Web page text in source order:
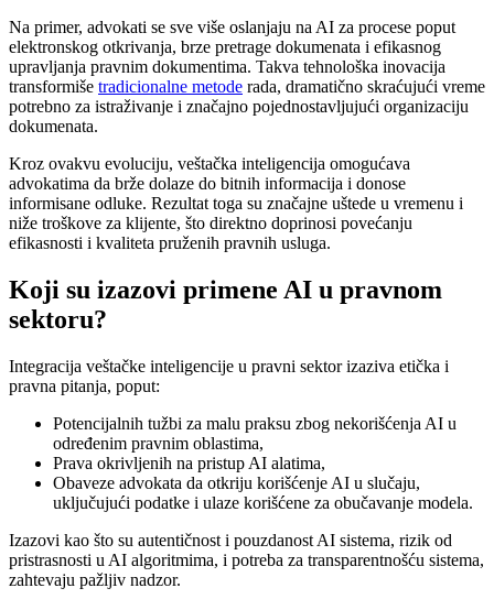
Na primer, advokati se sve više oslanjaju na AI za procese poput
elektronskog otkrivanja, brze pretrage dokumenata i efikasnog
upravljanja pravnim dokumentima. Takva tehnološka inovacija
transformiše tradicionalne metode rada, dramatično skraćujući vreme
potrebno za istraživanje i značajno pojednostavljujući organizaciju
dokumenata.
Kroz ovakvu evoluciju, veštačka inteligencija omogućava
advokatima da brže dolaze do bitnih informacija i donose
informisane odluke. Rezultat toga su značajne uštede u vremenu i
niže troškove za klijente, što direktno doprinosi povećanju
efikasnosti i kvaliteta pruženih pravnih usluga.
Koji su izazovi primene AI u pravnom
sektoru?
Integracija veštačke inteligencije u pravni sektor izaziva etička i
pravna pitanja, poput:
Potencijalnih tužbi za malu praksu zbog nekorišćenja AI u
određenim pravnim oblastima,
Prava okrivljenih na pristup AI alatima,
Obaveze advokata da otkriju korišćenje AI u slučaju,
uključujući podatke i ulaze korišćene za obučavanje modela.
Izazovi kao što su autentičnost i pouzdanost AI sistema, rizik od
pristrasnosti u AI algoritmima, i potreba za transparentnošću sistema,
zahtevaju pažljiv nadzor.